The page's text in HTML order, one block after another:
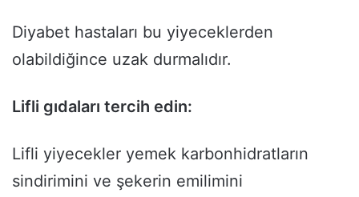
Diyabet hastaları bu yiyeceklerden
olabildiğince uzak durmalıdır.
Lifli gıdaları tercih edin:
Lifli yiyecekler yemek karbonhidratların
sindirimini ve şekerin emilimini